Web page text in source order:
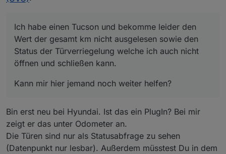
Ich habe einen Tucson und bekomme leider den
Wert der gesamt km nicht ausgelesen sowie den
Status der Türverriegelung welche ich auch nicht
öffnen und schließen kann.
Kann mir hier jemand noch weiter helfen?
Bin erst neu bei Hyundai. Ist das ein PlugIn? Bei mir
zeigt er das unter Odometer an.
Die Türen sind nur als Statusabfrage zu sehen
(Datenpunkt nur lesbar). Außerdem müsstest Du in dem